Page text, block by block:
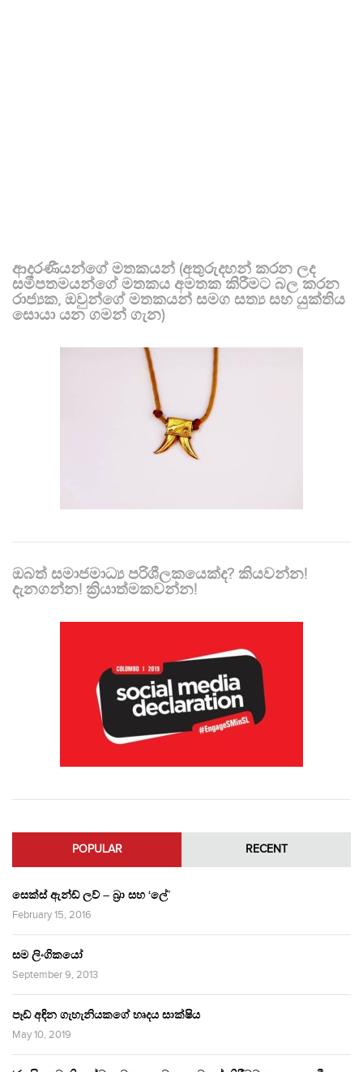
ආදරණීයන්ගේ මතකයන් (අතුරුදහන් කරන ලද
සමීපතමයන්ගේ මතකය අමතක කිරීමට බල කරන
රාජ්‍යක, ඔවුන්ගේ මතකයන් සමග සත්‍ය සහ යුක්තිය
සොයා යන ගමන් ගැන)
ඔබත් සමාජමාධ්‍ය පරිශීලකයෙක්ද? කියවන්න!
දැනගන්න! ක්‍රියාත්මකවන්න!
POPULAR RECENT
සෙක්ස් ඇන්ඩ් ලව් – බ්‍රා සහ ‘ලේ’
February 15, 2016
සම ලිංගිකයෝ
September 9, 2013
පෑඩ් අඳින ගැහැනියකගේ හෘදය සාක්ෂිය
May 10, 2019